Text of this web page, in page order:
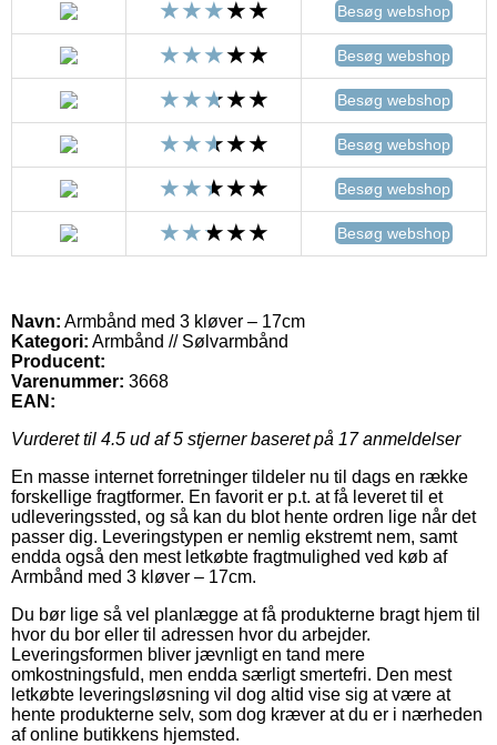
Besøg webshop
Besøg webshop
Besøg webshop
Besøg webshop
Besøg webshop
Besøg webshop
Navn: Armbånd med 3 kløver – 17cm
Kategori: Armbånd // Sølvarmbånd
Producent:
Varenummer: 3668
EAN:
Vurderet til 4.5 ud af 5 stjerner baseret på 17anmeldelser
En masse internet forretninger tildeler nu til dags en række
forskellige fragtformer. En favorit er p.t. at få leveret til et
udleveringssted, og så kan du blot hente ordren lige når det
passer dig. Leveringstypen er nemlig ekstremt nem, samt
endda også den mest letkøbte fragtmulighed ved køb af
Armbånd med 3 kløver – 17cm.
Du bør lige så vel planlægge at få produkterne bragt hjem til
hvor du bor eller til adressen hvor du arbejder.
Leveringsformen bliver jævnligt en tand mere
omkostningsfuld, men endda særligt smertefri. Den mest
letkøbte leveringsløsning vil dog altid vise sig at være at
hente produkterne selv, som dog kræver at du er i nærheden
af online butikkens hjemsted.